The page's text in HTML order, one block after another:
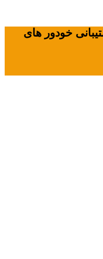
خودور های